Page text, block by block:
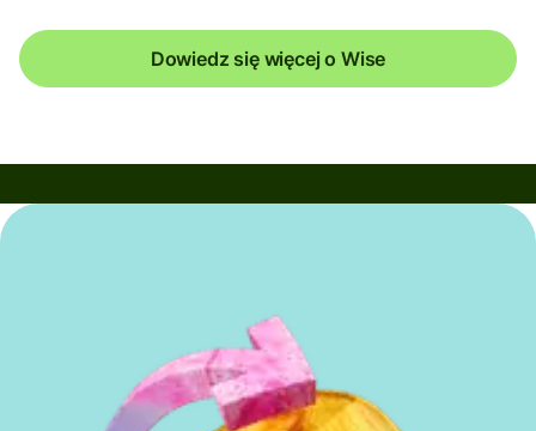
Dowiedz się więcej o Wise